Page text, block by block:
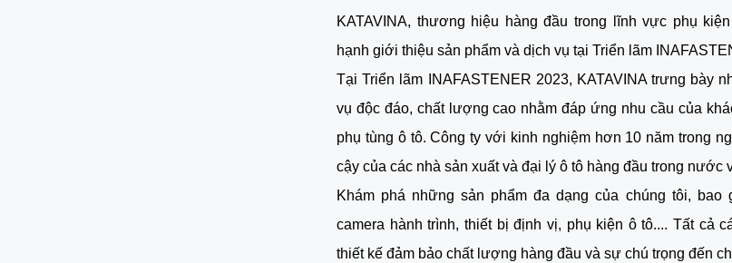
KATAVINA, thương hiệu hàng đầu trong lĩnh vực phụ
hạnh giới thiệu sản phẩm và dịch vụ tại Triển lãm
Tại Triển lãm INAFASTENER 2023, KATAVINA trưng bày
vụ độc đáo, chất lượng cao nhằm đáp ứng nhu cầu của
phụ tùng ô tô. Công ty với kinh nghiệm hơn 10 năm trong
cậy của các nhà sản xuất và đại lý ô tô hàng đầu trong nước
Khám phá những sản phẩm đa dạng của chúng tôi, bao
camera hành trình, thiết bị định vị, phụ kiện ô tô.... Tất cả
thiết kế đảm bảo chất lượng hàng đầu và sự chú trọng đến